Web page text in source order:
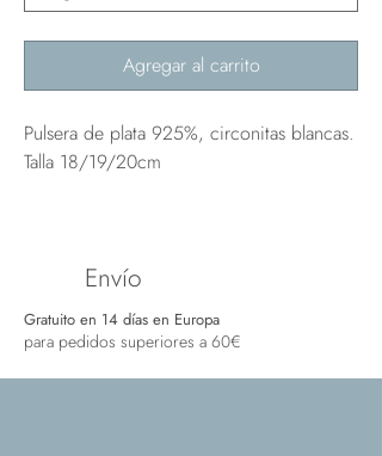
Agregar al carrito
Pulsera de plata 925%, circonitas blancas.
Talla 18/19/20cm
Envío
Gratuito en 14 días en Europa
para pedidos superiores a 60€